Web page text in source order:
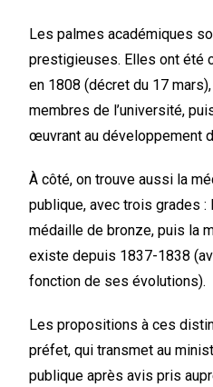
Les palmes académiques
prestigieuses. Elles ont été
en 1808 (décret du 17
membres de l’université,
œuvrant au développement
À côté, on trouve aussi la
publique, avec trois grades :
médaille de bronze, puis la
existe depuis 1837-1838
fonction de ses évolutions).
Les propositions à ces
préfet, qui transmet au
publique après avis pris